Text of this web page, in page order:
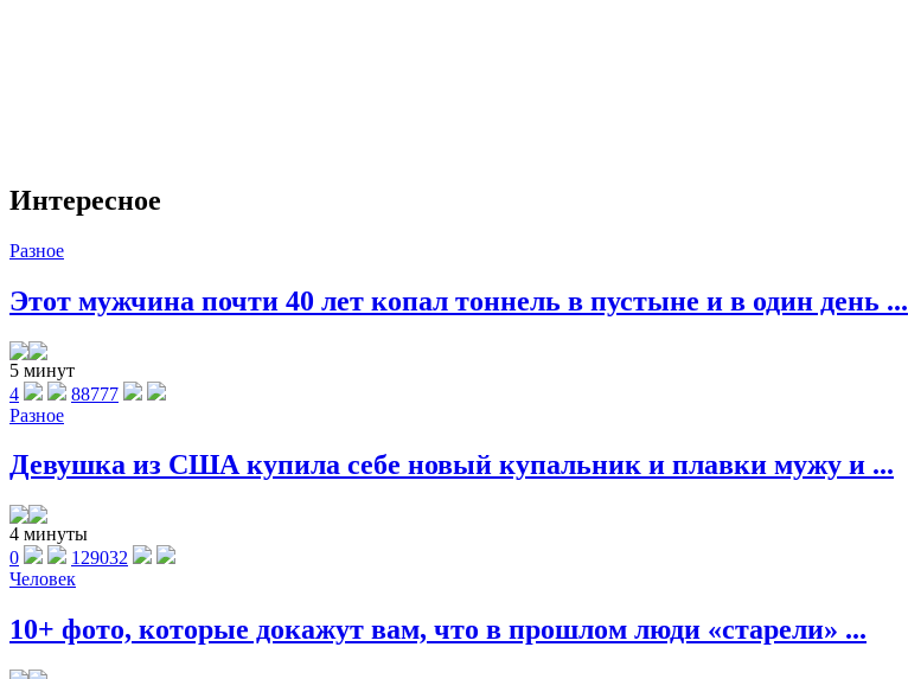
Интересное
Разное
Этот мужчина почти 40 лет копал тоннель в пустыне и в один день ...
5 минут
4
88777
Разное
Девушка из США купила себе новый купальник и плавки мужу и ...
4 минуты
0
129032
Человек
10+ фото, которые докажут вам, что в прошлом люди «старели» ...